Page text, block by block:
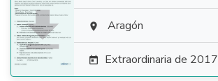
  Aragón
 Extraordinaria de 2017